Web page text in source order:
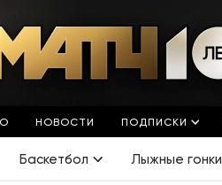
НОВОСТИ ПОДПИСКИ
Баскетбол Лыжные гонки